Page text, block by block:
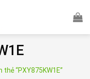
“PXY875KW1E”